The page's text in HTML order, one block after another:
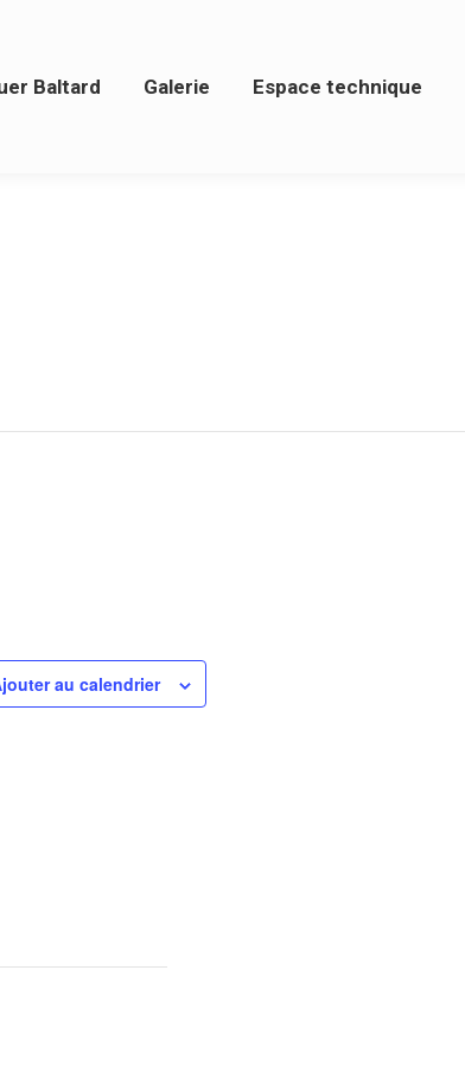
Baltard Galerie Espace technique
au calendrier